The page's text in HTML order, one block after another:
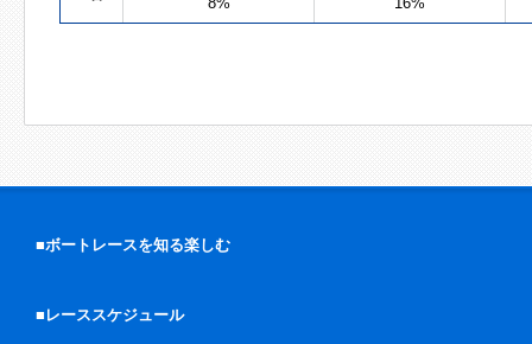
■ボートレースを知る楽しむ
■レーススケジュール